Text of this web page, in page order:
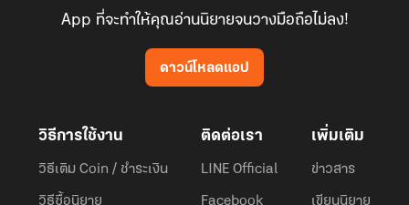
App ที่จะทำให้คุณอ่านนิยายจนวางมือถือไม่ลง!
ดาวน์โหลดแอป
วิธีการใช้งาน
วิธีเติม Coin / ชำระเงิน
วิธีซื้อนิยาย
ติดต่อเรา
LINE Official
Facebook
เพิ่มเติม
ข่าวสาร
เขียนนิยาย